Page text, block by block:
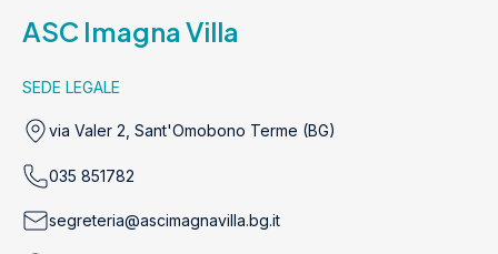
ASC Imagna Villa
SEDE LEGALE
via Valer 2, Sant'Omobono Terme (BG)
035 851782
segreteria@ascimagnavilla.bg.it